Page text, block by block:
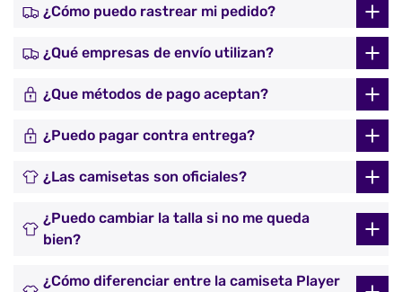
¿Cómo puedo rastrear mi pedido?
¿Qué empresas de envío utilizan?
¿Que métodos de pago aceptan?
¿Puedo pagar contra entrega?
¿Las camisetas son oficiales?
¿Puedo cambiar la talla si no me queda
bien?
¿Cómo diferenciar entre la camiseta Player